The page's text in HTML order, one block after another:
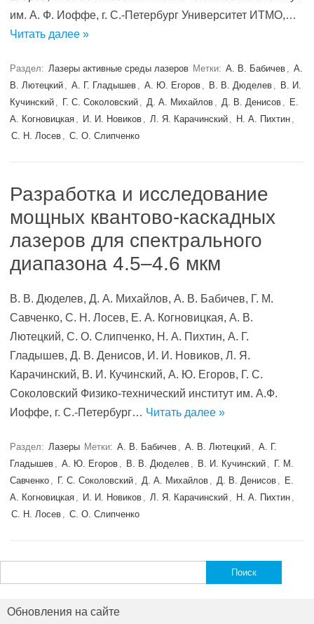
им. А. Ф. Иоффе, г. С.-Петербург Университет ИТМО,…
Читать далее »
Раздел: Лазеры активные среды лазеров Метки: А. В. Бабичев , А.
В. Лютецкий , А. Г. Гладышев , А. Ю. Егоров , В. В. Дюделев , В. И.
Кучинский , Г. С. Соколовский , Д. А. Михайлов , Д. В. Денисов , Е.
А. Когновицкая , И. И. Новиков , Л. Я. Карачинский , Н. А. Пихтин ,
С. Н. Лосев , С. О. Слипченко
Разработка и исследование
мощных квантово-каскадных
лазеров для спектрального
диапазона 4.5–4.6 мкм
В. В. Дюделев, Д. А. Михайлов, А. В. Бабичев, Г. М.
Савченко, С. Н. Лосев, Е. А. Когновицкая, А. В.
Лютецкий, С. О. Слипченко, Н. А. Пихтин, А. Г.
Гладышев, Д. В. Денисов, И. И. Новиков, Л. Я.
Карачинский, В. И. Кучинский, А. Ю. Егоров, Г. С.
Соколовский Физико-технический институт им. А.Ф.
Иоффе, г. С.-Петербург… Читать далее »
Раздел: Лазеры Метки: А. В. Бабичев , А. В. Лютецкий , А. Г.
Гладышев , А. Ю. Егоров , В. В. Дюделев , В. И. Кучинский , Г. М.
Савченко , Г. С. Соколовский , Д. А. Михайлов , Д. В. Денисов , Е.
А. Когновицкая , И. И. Новиков , Л. Я. Карачинский , Н. А. Пихтин ,
С. Н. Лосев , С. О. Слипченко
Обновления на сайте